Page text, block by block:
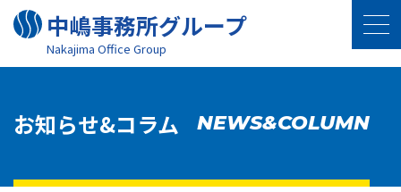
中嶋事務所グループ
Nakajima Oﬃce Group
お知らせ&コラム NEWS&COLUMN